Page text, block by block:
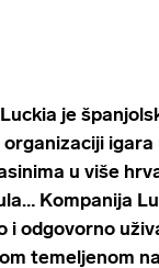
je
u više
Kompanija
i odgovorno
temeljenom